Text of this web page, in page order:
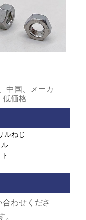
中国、メーカ
低価格
ルねじ
ル
わせくださ
。